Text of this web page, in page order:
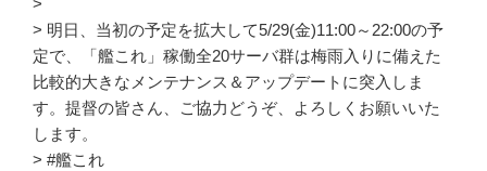
> 明日、当初の予定を拡大して5/29(金)11:00～22:00の予
定で、「艦これ」稼働全20サーバ群は梅雨入りに備えた
比較的大きなメンテナンス＆アップデートに突入しま
す。提督の皆さん、ご協力どうぞ、よろしくお願いいた
します。
> #艦これ